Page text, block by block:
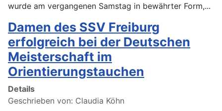
wurde am vergangenen Samstag in bewährter Form,...
Damen des SSV Freiburg
erfolgreich bei der Deutschen
Meisterschaft im
Orientierungstauchen
Details
Geschrieben von: Claudia Köhn